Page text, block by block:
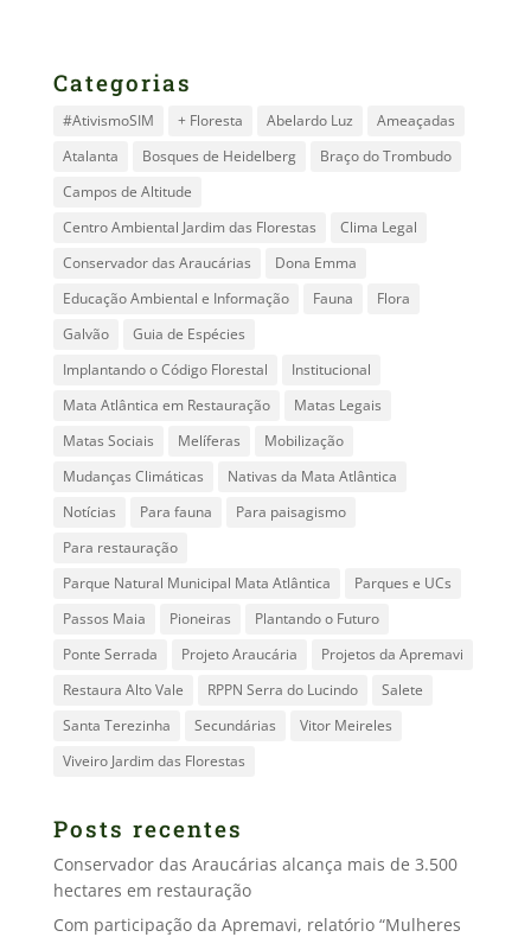
Categorias
#AtivismoSIM + Floresta Abelardo Luz
Ameaçadas
Atalanta
Bosques de Heidelberg
Braço do Trombudo
Campos de Altitude
Centro Ambiental Jardim das Florestas
Clima Legal
Conservador das Araucárias
Dona Emma
Educação Ambiental e Informação
Fauna
Flora
Galvão
Guia de Espécies
Implantando o Código Florestal
Institucional
Mata Atlântica em Restauração
Matas Legais
Matas Sociais
Melíferas
Mobilização
Mudanças Climáticas
Nativas da Mata Atlântica
Notícias
Para fauna
Para paisagismo
Para restauração
Parque Natural Municipal Mata Atlântica
Parques e UCs
Passos Maia
Pioneiras
Plantando o Futuro
Ponte Serrada
Projeto Araucária
Projetos da Apremavi
Restaura Alto Vale
RPPN Serra do Lucindo
Salete
Santa Terezinha
Secundárias
Vitor Meireles
Viveiro Jardim das Florestas
Posts recentes
Conservador das Araucárias alcança mais de 3.500
hectares em restauração
Com participação da Apremavi, relatório “Mulheres